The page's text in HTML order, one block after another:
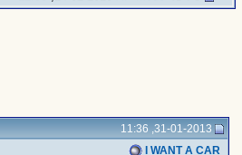
31-01-2013, 11:36
I WANT A CAR